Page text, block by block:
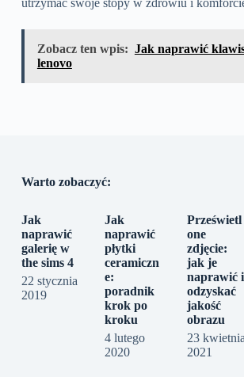
Zobacz ten wpis: Jak naprawić
lenovo
Warto zobaczyć:
Jak
naprawić
galerię w
the sims 4
22 stycznia
2019
Jak
naprawić
płytki
ceramiczn
e:
poradnik
krok po
kroku
4 lutego
2020
Prześwietl
one
zdjęcie:
jak je
naprawić i
odzyskać
jakość
obrazu
23 kwietnia
2021